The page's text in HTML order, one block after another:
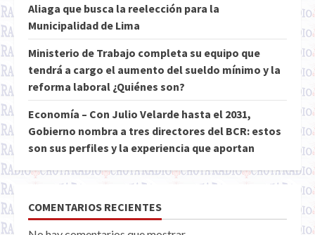
Aliaga que busca la reelección para la
Municipalidad de Lima
Ministerio de Trabajo completa su equipo que
tendrá a cargo el aumento del sueldo mínimo y la
reforma laboral ¿Quiénes son?
Economía – Con Julio Velarde hasta el 2031,
Gobierno nombra a tres directores del BCR: estos
son sus perfiles y la experiencia que aportan
COMENTARIOS RECIENTES